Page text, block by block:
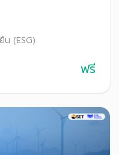
ต้นไป
น (ESG)
ฟรี